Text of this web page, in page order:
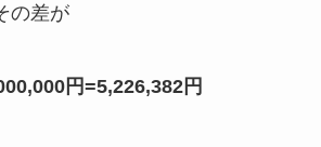
の差が
円=5,226,382円